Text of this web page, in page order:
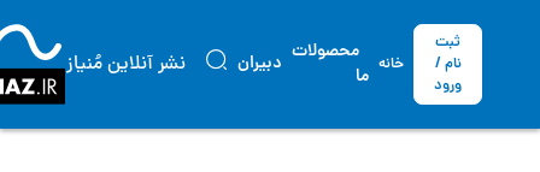
ثبت
نام /
ورود
خانه
محصولات
ما
دبیران نشر آنلاین مُنیاز